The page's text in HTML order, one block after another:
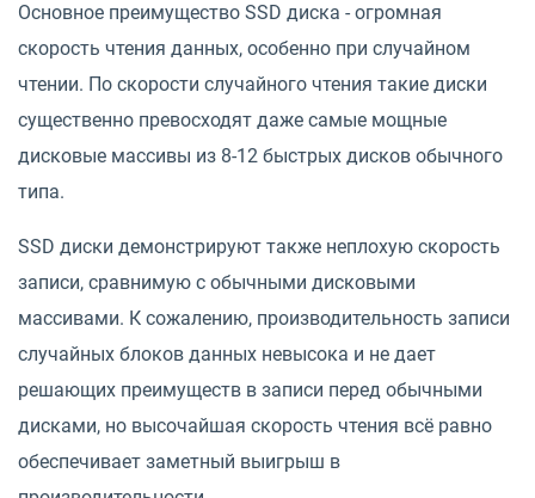
Основное преимущество SSD диска - огромная
скорость чтения данных, особенно при случайном
чтении. По скорости случайного чтения такие диски
существенно превосходят даже самые мощные
дисковые массивы из 8-12 быстрых дисков обычного
типа.
SSD диски демонстрируют также неплохую скорость
записи, сравнимую с обычными дисковыми
массивами. К сожалению, производительность записи
случайных блоков данных невысока и не дает
решающих преимуществ в записи перед обычными
дисками, но высочайшая скорость чтения всё равно
обеспечивает заметный выигрыш в